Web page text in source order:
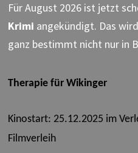
Für August 2026 ist jetzt
Krimi angekündigt. Das
ganz bestimmt nicht nur in
Therapie für Wikinger
Kinostart: 25.12.2025 im
Filmverleih